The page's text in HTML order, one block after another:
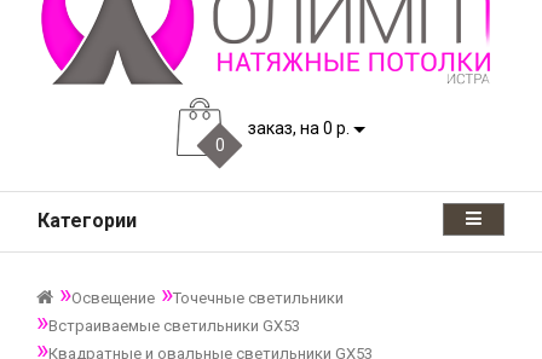
0
заказ, на 0 р.
Категории
Освещение
Точечные светильники
Встраиваемые светильники GX53
Квадратные и овальные светильники GX53